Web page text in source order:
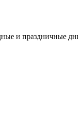
и праздничные